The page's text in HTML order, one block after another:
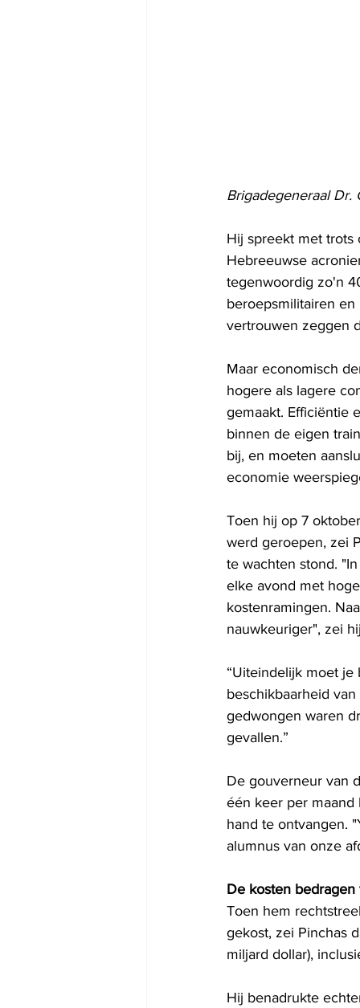
Brigadegeneraal Dr.
Hij spreekt met
Hebreeuwse
tegenwoordig zo'n
beroepsmilitairen
vertrouwen zeggen
Maar economisch
hogere als lagere
gemaakt. Efficiëntie
binnen de eigen
bij, en moeten
economie
Toen hij op 7
werd geroepen, zei
te wachten stond.
elke avond met
kostenramingen.
nauwkeuriger", zei
“Uiteindelijk moet je
beschikbaarheid
gedwongen waren
gevallen.”
De gouverneur van
één keer per maand
hand te ontvangen.
alumnus van onze
De kosten
Toen hem
gekost, zei Pinchas
miljard dollar),
Hij benadrukte